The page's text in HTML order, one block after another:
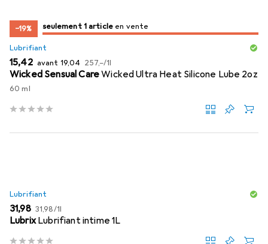
−19% juste 1 pièceen vente
seulement 1 article en vente
Lubrifiant
EUR
15,42 avant EUR
19,04 EUR
257,–/1l
Wicked Sensual CareWicked Ultra Heat Silicone Lube 2oz
60 ml
Lubrifiant
EUR
31,98 EUR
31,98/1l
Lubrix Lubrifiant intime 1L